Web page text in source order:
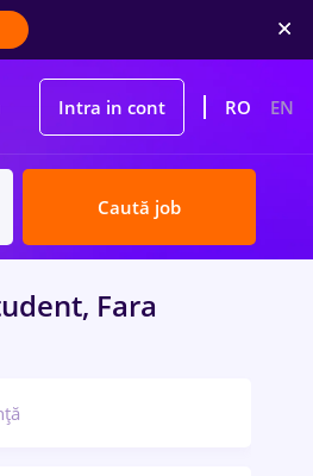
Intra in cont RO EN
Caută job
Fara